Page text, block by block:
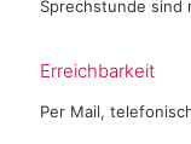
Sprechstunde sind
Erreichbarkeit
Per Mail,